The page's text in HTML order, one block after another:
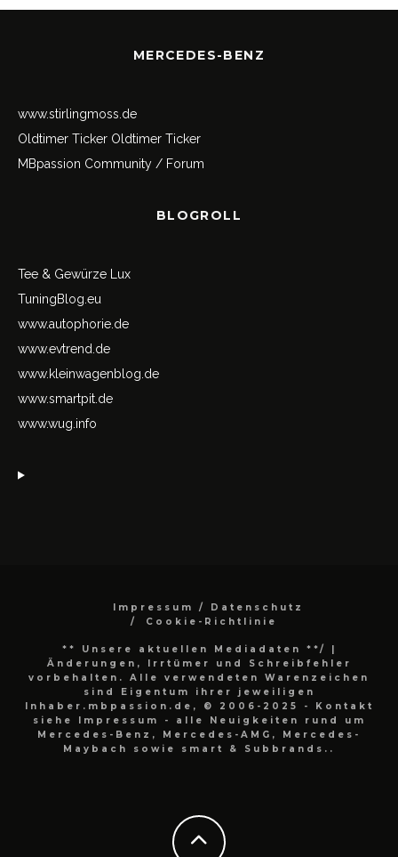
MERCEDES-BENZ
www.stirlingmoss.de
Oldtimer Ticker Oldtimer Ticker
MBpassion Community / Forum
BLOGROLL
Tee & Gewürze Lux
TuningBlog.eu
www.autophorie.de
www.evtrend.de
www.kleinwagenblog.de
www.smartpit.de
www.wug.info
Impressum / Datenschutz
Cookie-Richtlinie
** Unsere aktuellen Mediadaten **/
|
Änderungen, Irrtümer und Schreibfehler
vorbehalten. Alle verwendeten Warenzeichen
sind Eigentum ihrer jeweiligen
Inhaber.mbpassion.de, © 2006-2025 - Kontakt
siehe Impressum - alle Neuigkeiten rund um
Mercedes-Benz, Mercedes-AMG, Mercedes-
Maybach sowie smart & Subbrands..